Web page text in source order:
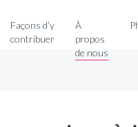
Façons d’y
contribuer
À
propos
de nous
Search for: